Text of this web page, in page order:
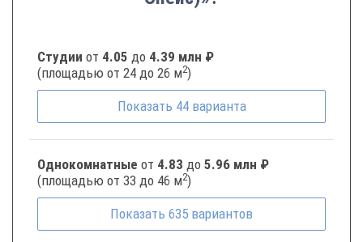
Студии от 4.05 до 4.39 млн ₽
(площадью от 24 до 26 м2)
Показать 44 варианта
Однокомнатные от 4.83 до 5.96 млн ₽
(площадью от 33 до 46 м2)
Показать 635 вариантов